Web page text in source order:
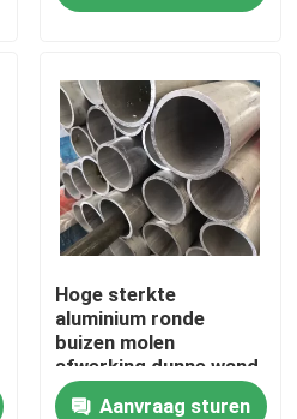
Hoge sterkte
aluminium ronde
buizen molen
afwerking dunne wand
voor transport
Aanvraag sturen